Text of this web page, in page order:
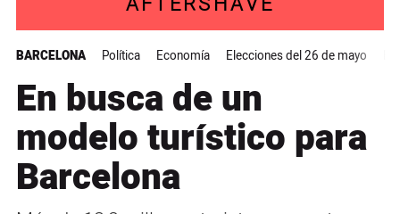
BARCELONA Política Economía Elecciones del 26 de mayo
En busca de un
modelo turístico para
Barcelona